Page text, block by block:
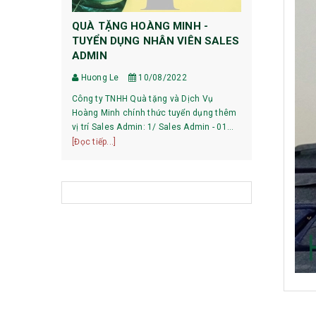
QUÀ TẶNG HOÀNG MINH -
TUYỂN DỤNG NHÂN VIÊN SALES
ADMIN
Huong Le 10/08/2022
Công ty TNHH Quà tặng và Dịch Vụ
Hoàng Minh chính thức tuyển dụng thêm
vị trí Sales Admin: 1/ Sales Admin - 01
nhân viên làm việc tại trụ sở Hà Nội.
[Đọc tiếp...]
HƯỚNG
nay, việc
bạn có thể